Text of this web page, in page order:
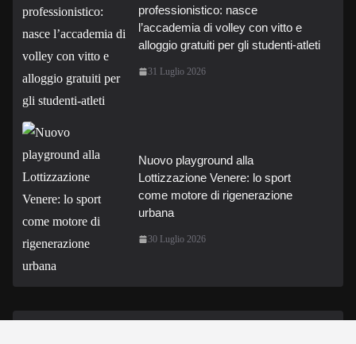
professionistico: nasce
l’accademia di volley con vitto e
alloggio gratuiti per gli studenti-atleti
31 Luglio 2026
Nuovo playground alla
Lottizzazione Venere: lo sport
come motore di rigenerazione
urbana
30 Luglio 2026